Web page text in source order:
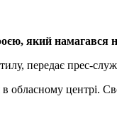
який намагався
передає прес-
центрі.